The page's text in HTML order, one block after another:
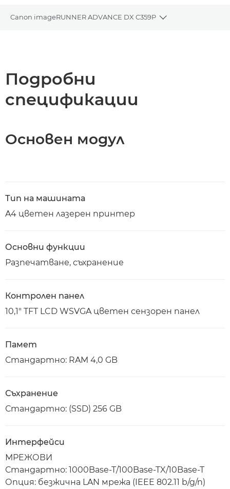
Canon imageRUNNER ADVANCE DX C359P
Toggle
Изтегляне на PDF
Подробни
спецификации
Основен модул
Тип на машината
A4 цветен лазерен принтер
Основни функции
Разпечатване, съхранение
Контролен панел
10,1" TFT LCD WSVGA цветен сензорен панел
Памет
Стандартно: RAM 4,0 GB
Съхранение
Стандартно: (SSD) 256 GB
Интерфейси
МРЕЖОВИ
Стандартно: 1000Base-T/100Base-TX/10Base-T
Опция: безжична LAN мрежа (IEEE 802.11 b/g/n)